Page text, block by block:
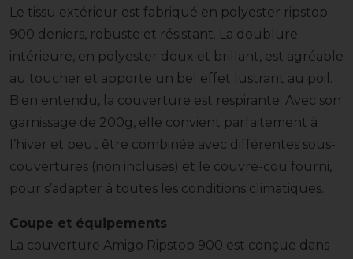
Le tissu extérieur est fabriqué en polyester ripstop
900 deniers, robuste et résistant. La doublure
intérieure, en polyester doux et brillant, est agréable
au toucher et apporte un bel effet lustrant au poil.
Bien entendu, la couverture est respirante. Avec son
garnissage de 200g, elle convient parfaitement à
l’hiver et peut être combinée avec différentes sous-
couvertures (non incluses) et le couvre-cou fourni,
pour s’adapter à toutes les conditions climatiques.
Coupe et équipements
La couverture Amigo Ripstop 900 est conçue dans